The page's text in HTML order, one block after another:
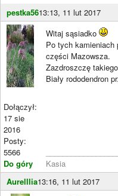
pestka5613:13, 11 lut 2017
Dołączył:
17 sie
2016
Posty:
5566
Do góry
Witaj sąsiadko
Po tych kamieniach
części Mazowsza.
Zazdroszczę
Biały rododendron
Kasia
Aurelllia13:16, 11 lut 2017